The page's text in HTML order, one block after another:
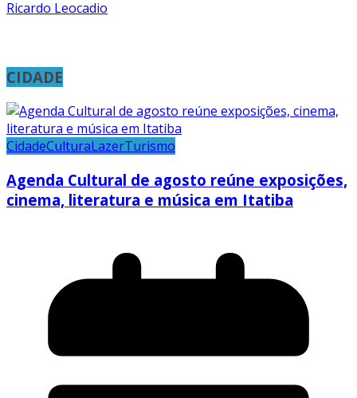
Ricardo Leocadio
CIDADE
CidadeCulturaLazerTurismo
Agenda Cultural de agosto reúne exposições,
cinema, literatura e música em Itatiba